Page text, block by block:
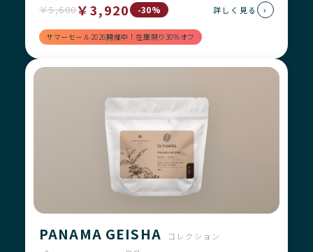
￥5,600￥3,920 -30%
サマーセール2026開催中！在庫限り30%オフ
詳しく見る ›
PANAMA GEISHA
コレクション